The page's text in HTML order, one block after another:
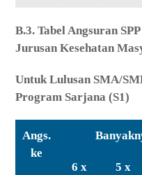
B.3. Tabel Angsuran
Jurusan Kesehatan
Untuk Lulusan SMA/
Program Sarjana (S1)
Angs.
ke
6 x 5 x